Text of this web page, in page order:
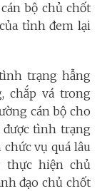
bộ chủ chốt
tỉnh đem lại
trạng hẫng
chắp vá trong
cán bộ cho
tình trạng
vụ quá lâu
thực hiện chủ
đạo chủ chốt